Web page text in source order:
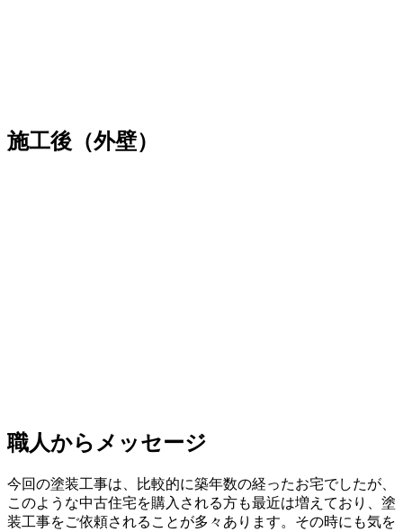
施工後（外壁）
職人からメッセージ
今回の塗装工事は、比較的に築年数の経ったお宅でしたが、
このような中古住宅を購入される方も最近は増えており、塗
装工事をご依頼されることが多々あります。その時にも気を